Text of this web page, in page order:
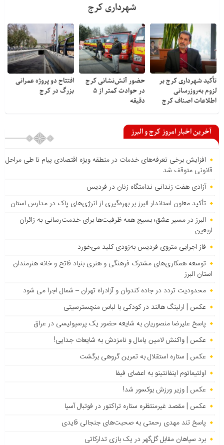
شهرداری کرج
تأکید شهرداری کرج بر
لزوم به‌روزرسانی
اطلاعات اصناف کرج
حضور آتش‌نشانی کرج
در حوادث کمتر از ۵
دقیقه
افتتاح دو پروژه عمرانی
بزرگ در کرج
آخرین اخبار امروز کرج و البرز
افزایش برخی تعرفه‌های خدمات در منطقه ویژه اقتصادی پیام تا طی مراحل
قانونی متوقف شد
آزادی هفت زندانی ندامتگاه زنان در فردیس
تأکید معاون استاندار البرز بر بهره‌گیری از انرژی‌های پاک در مدارس استان
البرز در مسیر عشق؛ بسیج همه ظرفیت‌ها برای خدمت‌رسانی به زائران
اربعین
فاز اجرایی متروی فردیس به‌زودی کلید می‌خورد
توسعه همکاری‌های مشترک فرهنگی و هنری بنیاد فاتح و خانه هنرمندان
استان البرز
محدودیت تردد در جاده کندوان و آزادراه تهران – شمال اجرا می شود
عکس | ارلینگ هالند در کودکی با لباس منچسترسیتی
پاسخ علیرضا منصوریان به شایعه حضور یک پرسپولیسی در عراق
عکس | واکنش لامین یامال و نامزدش به شایعات جدایی!
عکس | ستاره استقلال به تمرین گروهی برگشت
اولتیماتوم اینفانتینو به اعضای فیفا
عکس | وزیر ورزش بوکسور شد!
عکس | مقصد غیرمنتظره ستاره تراکتور در فوتبال آسیا
پاسخ تند مهدی رحمتی به صحبت‌های جنجالی قایدی
برد سپاهان مقابل گل‌گهر در یک بازی تدارکاتی